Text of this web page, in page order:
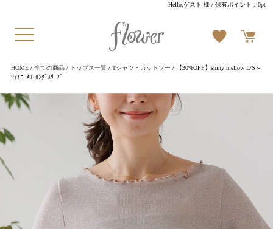
Hello,ゲスト 様 / 保有ポイント：0pt
HOME/ 全ての商品/ トップス一覧/ Tシャツ・カットソー / 【30%OFF】shiny mellow L/S～
ｼｬｲﾆｰﾒﾛｰﾛﾝｸﾞｽﾘｰﾌﾞ